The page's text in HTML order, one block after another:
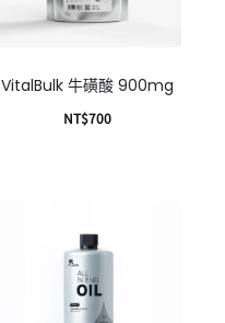
VitalBulk 牛磺酸 900mg
NT$700